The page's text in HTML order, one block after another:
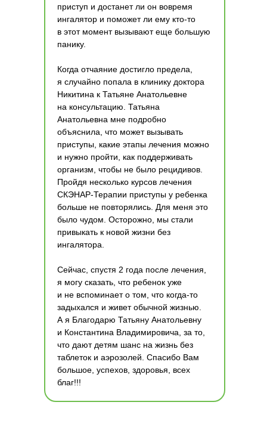
приступ и достанет ли он вовремя
ингалятор и поможет ли ему кто-то
в этот момент вызывают еще большую
панику.
Когда отчаяние достигло предела,
я случайно попала в клинику доктора
Никитина к Татьяне Анатольевне
на консультацию. Татьяна
Анатольевна мне подробно
объяснила, что может вызывать
приступы, какие этапы лечения можно
и нужно пройти, как поддерживать
организм, чтобы не было рецидивов.
Пройдя несколько курсов лечения
СКЭНАР-Терапии приступы у ребенка
больше не повторялись. Для меня это
было чудом. Осторожно, мы стали
привыкать к новой жизни без
ингалятора.
Сейчас, спустя 2 года после лечения,
я могу сказать, что ребенок уже
и не вспоминает о том, что когда-то
задыхался и живет обычной жизнью.
А я Благодарю Татьяну Анатольевну
и Константина Владимировича, за то,
что дают детям шанс на жизнь без
таблеток и аэрозолей. Спасибо Вам
большое, успехов, здоровья, всех
благ!!!